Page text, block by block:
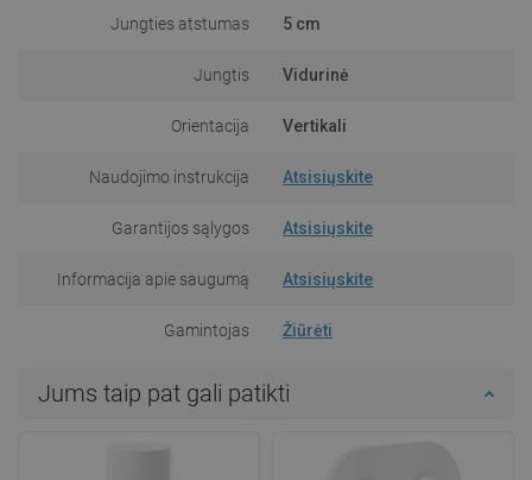
Jungties atstumas 5 cm
Jungtis Vidurinė
Orientacija Vertikali
Naudojimo instrukcija Atsisiųskite
Garantijos sąlygos Atsisiųskite
Informacija apie saugumą Atsisiųskite
Gamintojas Žiūrėti
Jums taip pat gali patikti